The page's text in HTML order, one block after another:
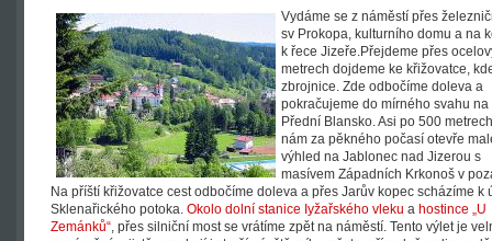
Vydáme se z náměstí přes
sv Prokopa, kulturního domu a na
k řece Jizeře.Přejdeme přes
metrech dojdeme ke křižovatce,
zbrojnice. Zde odbočíme doleva a
pokračujeme do mírného svahu na
Přední Blansko. Asi po 500
nám za pěkného počasí otevře
výhled na Jablonec nad Jizerou s
masívem Západních Krkonoš v
Na příští křižovatce cest odbočíme doleva a přes Jarův kopec scházíme k
Sklenařického potoka. Okolo dolní stanice Iyžařského vleku a hostince „U
Zemánků“, přes silniční most se vrátíme zpět na náměstí. Tento výlet je